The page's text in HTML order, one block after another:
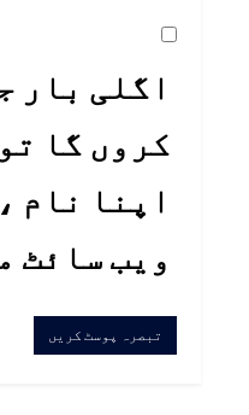
اگلی بار
کروں گا
اپنا نام
ویب سائٹ